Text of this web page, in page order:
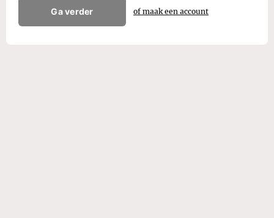
Ga verder of maak een account